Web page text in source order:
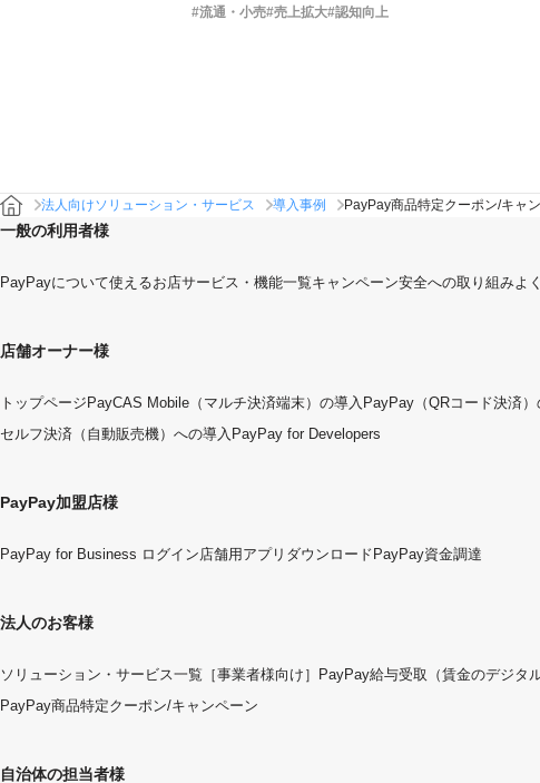
#流通・小売#売上拡大#認知向上
法人向けソリューション・サービス 導入事例 PayPay商品特定クーポン/キャ
一般の利用者様
PayPayについて使えるお店サービス・機能一覧キャンペーン安全への取り組みよ
店舗オーナー様
トップページ PayCAS Mobile（マルチ決済端末）の導入 PayPay（QRコード決済）
セルフ決済（自動販売機）への導入 PayPay for Developers
PayPay加盟店様
PayPay for Business ログイン 店舗用アプリダウンロード PayPay資金調達
法人のお客様
ソリューション・サービス一覧 ［事業者様向け］PayPay給与受取（賃金のデジタ
PayPay商品特定クーポン/キャンペーン
自治体の担当者様